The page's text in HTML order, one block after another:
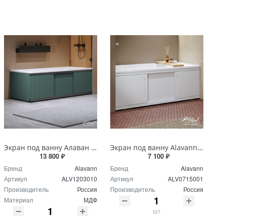
Экран под ванну Алаван Альт Блэк 170 см зеленый ALV1203010
13 800 ₽
Бренд
Alavann
Артикул
ALV1203010
Производитель
Россия
Материал
МДФ
Экран под ванну Alavann ALV0715001 Alt 170 раздвижной белый
7 100 ₽
Бренд
Alavann
Артикул
ALV0715001
Производитель
Россия
шт